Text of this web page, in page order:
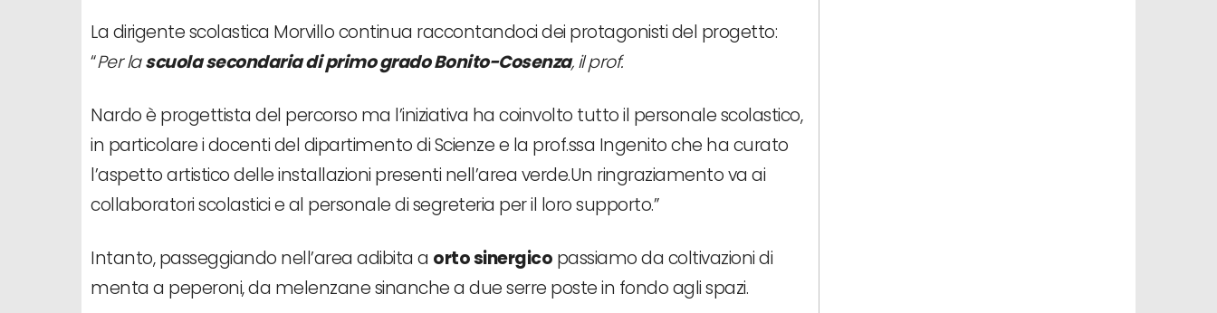
La dirigente scolastica Morvillo continua raccontandoci dei protagonisti del progetto:
“Per lascuola secondaria di primo grado Bonito-Cosenza, il prof.
Nardo è progettista del percorso ma l’iniziativa ha coinvolto tutto il personale scolastico,
in particolare i docenti del dipartimento di Scienze e la prof.ssa Ingenito che ha curato
l’aspetto artistico delle installazioni presenti nell’area verde.Un ringraziamento va ai
collaboratori scolastici e al personale di segreteria per il loro supporto.”
Intanto, passeggiando nell’area adibita a orto sinergico passiamo da coltivazioni di
menta a peperoni, da melenzane sinanche a due serre poste in fondo agli spazi.